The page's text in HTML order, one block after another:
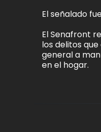
El señalado
El Senafront
los delitos
general a
en el hogar.